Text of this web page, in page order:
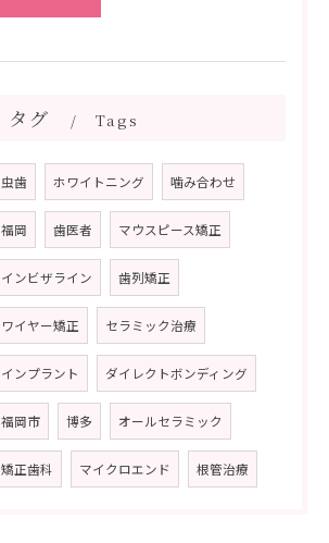
タグ Tags
虫歯 ホワイトニング 噛み合わせ
福岡 歯医者 マウスピース矯正
インビザライン 歯列矯正
ワイヤー矯正 セラミック治療
インプラント ダイレクトボンディング
福岡市 博多 オールセラミック
矯正歯科 マイクロエンド 根管治療